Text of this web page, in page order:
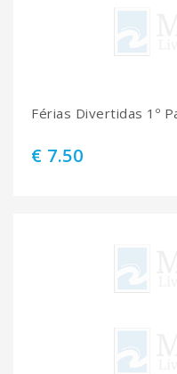
Férias Divertidas 1º
€ 7.50